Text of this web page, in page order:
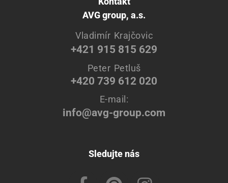
AVG group, a.s.
Vladimír Krajčovic
+421 915 815 629
Peter Petluš
+420 739 612 020
E-mail:
info@avg-group.com
Sledujte nás